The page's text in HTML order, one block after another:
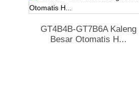
GT4B4B-GT7B6A Kaleng
Besar Otomatis H...